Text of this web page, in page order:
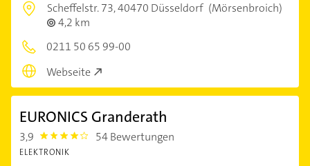
Scheffelstr. 73,40470 Düsseldorf (Mörsenbroich)
4,2 km
0211 50 65 99-00
Webseite
EURONICS Granderath
3,9 3.9 54 Bewertungen
ELEKTRONIK